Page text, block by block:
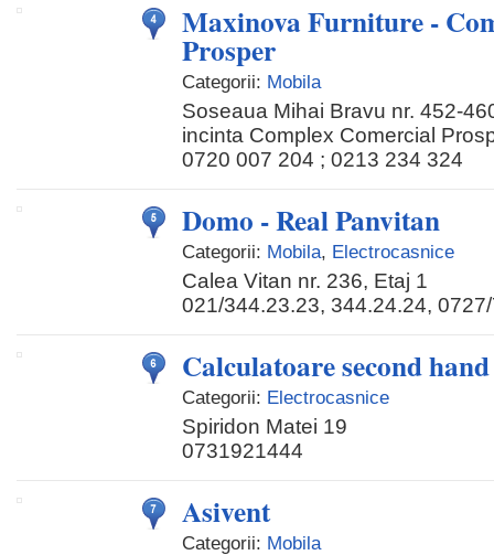
Maxinova Furniture -
Prosper
Categorii: Mobila
Soseaua Mihai Bravu nr. 452-
incinta Complex Comercial
0720 007 204 ; 0213 234 324
Domo - Real Panvitan
Categorii: Mobila, Electrocasnice
Calea Vitan nr. 236, Etaj 1
021/344.23.23, 344.24.24,
Calculatoare second hand
Categorii: Electrocasnice
Spiridon Matei 19
0731921444
Asivent
Categorii: Mobila